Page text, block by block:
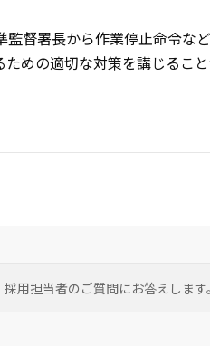
監督署長から作業停止命令な
めの適切な対策を講じるこ
採用担当者のご質問にお答えします